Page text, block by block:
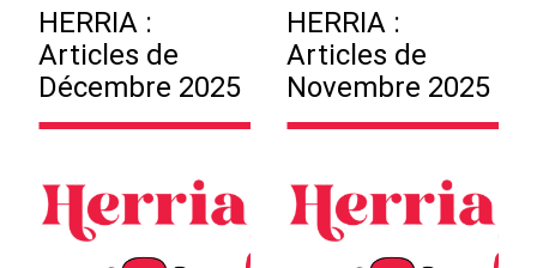
HERRIA :
Articles de
Décembre 2025
HERRIA :
Articles de
Novembre 2025